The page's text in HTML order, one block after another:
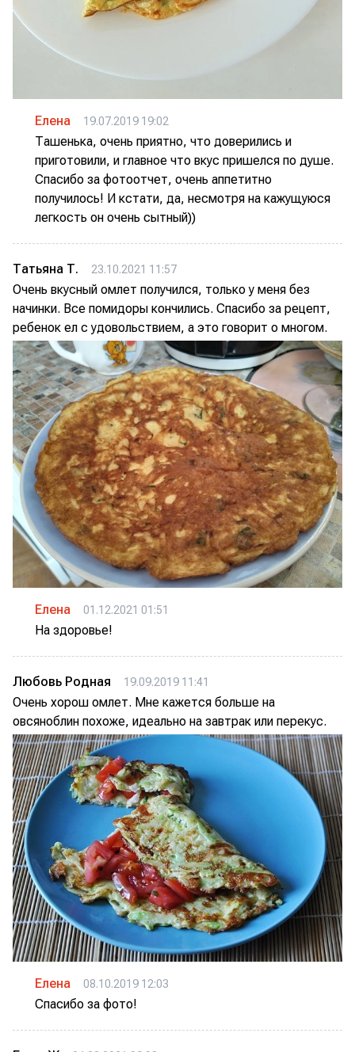
Елена 19.07.2019 19:02
Ташенька, очень приятно, что доверились и
приготовили, и главное что вкус пришелся по душе.
Спасибо за фотоотчет, очень аппетитно
получилось! И кстати, да, несмотря на кажущуюся
легкость он очень сытный))
Татьяна Т. 23.10.2021 11:57
Очень вкусный омлет получился, только у меня без
начинки. Все помидоры кончились. Спасибо за рецепт,
ребенок ел с удовольствием, а это говорит о многом.
Елена 01.12.2021 01:51
На здоровье!
Любовь Родная 19.09.2019 11:41
Очень хорош омлет. Мне кажется больше на
овсяноблин похоже, идеально на завтрак или перекус.
Елена 08.10.2019 12:03
Спасибо за фото!